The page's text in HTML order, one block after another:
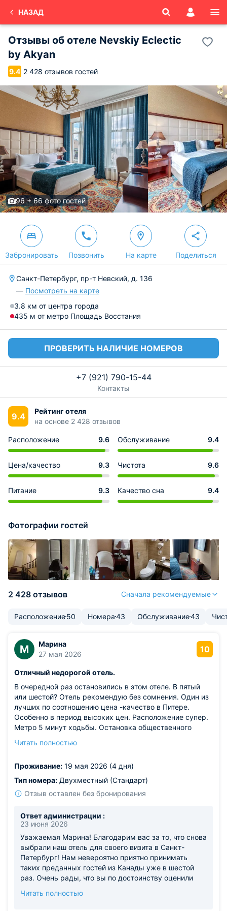
НАЗАД
Отзывы об отеле Nevskiy Eclectic
by Akyan
9.4 2 428 отзывов гостей
96 + 66 фото гостей
Забронировать Позвонить На карте Поделиться
Санкт-Петербург, пр-т Невский, д. 136
— Посмотреть на карте
3.8 км от центра города
435 м от метро Площадь Восстания
ПРОВЕРИТЬ НАЛИЧИЕ НОМЕРОВ
+7 (921) 790-15-44
Контакты
9.4
Рейтинг отеля
на основе 2 428 отзывов
Расположение 9.6 Обслуживание 9.4
Цена/качество 9.3 Чистота 9.6
Питание 9.3 Качество сна 9.4
Фотографии гостей
2 428 отзывов Сначала рекомендуемые
Расположение50 Номера43 Обслуживание43
М
Марина
27 мая 2026
10
Отличный недорогой отель.
В очередной раз остановились в этом отеле. В пятый
или шестой? Отель рекомендую без сомнения. Один из
лучших по соотношению цена -качество в Питере.
Особенно в период высоких цен. Расположение супер.
Метро 5 минут ходьбы. Остановка общественного
практически во все туристические места от дверей
Новую Голландию и другие интересные места. В отеле
чисто и спокойно. На рецепшене дружелюбный прием.
Номер убирают хорошо, и постельное белье чистое и
новое. Мебель не убитая как бывает даже в 5 звездах
звезд достойный шведский стол. Качественный кофе и
даже неплохое игристое. В нарезке есть отварное мясо
и приличные сыры. Есть выбор натуральных в нарезке
овощей (за это огромный плюс) и фрукты. Каши и
другое для классического завтрака. Понравилось что
кроме обычного хлеба есть и хлеб в стиле пекарен
который можно порезать . Глупо экономить на завтраке
считаю как опытный путешественник. Отдельное
Читать полностью
Проживание: 19 мая 2026 (4 дня)
Тип номера: Двухместный (Стандарт)
Отзыв оставлен без бронирования
Ответ администрации :
23 июня 2026
Уважаемая Марина! Благодарим вас за то, что снова
выбрали наш отель для своего визита в Санкт-
Петербург! Нам невероятно приятно принимать
таких преданных гостей из Канады уже в шестой
раз. Очень рады, что вы по достоинству оценили
доступности и качество сервиса. Мы стараемся
Читать полностью